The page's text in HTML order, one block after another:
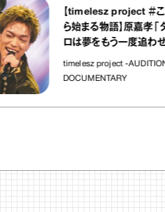
【timelesz project ＃ここか
ら始まる物語】原嘉孝「タイプ
ロは夢をもう一度追わせてく
れた場所」
timelesz project -AUDITION-
DOCUMENTARY